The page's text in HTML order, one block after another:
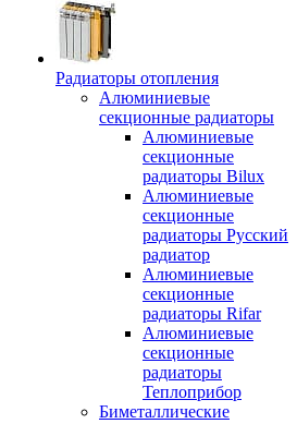
Радиаторы отопления
Алюминиевые
секционные радиаторы
Алюминиевые
секционные
радиаторы Bilux
Алюминиевые
секционные
радиаторы Русский
радиатор
Алюминиевые
секционные
радиаторы Rifar
Алюминиевые
секционные
радиаторы
Теплоприбор
Биметаллические